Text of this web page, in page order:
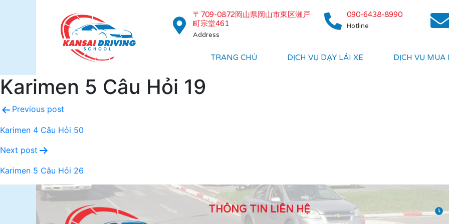
〒709-0872岡山県岡山市東区瀬戸
町宗堂461
Address
090-6438-8990
Hotline
TRANG CHỦ DỊCH VỤ DẠY LÁI XE DỊCH VỤ MUA
Karimen 5 Câu Hỏi 19
Previous post
Karimen 4 Câu Hỏi 50
Next post
Karimen 5 Câu Hỏi 26
THÔNG TIN LIÊN HỆ